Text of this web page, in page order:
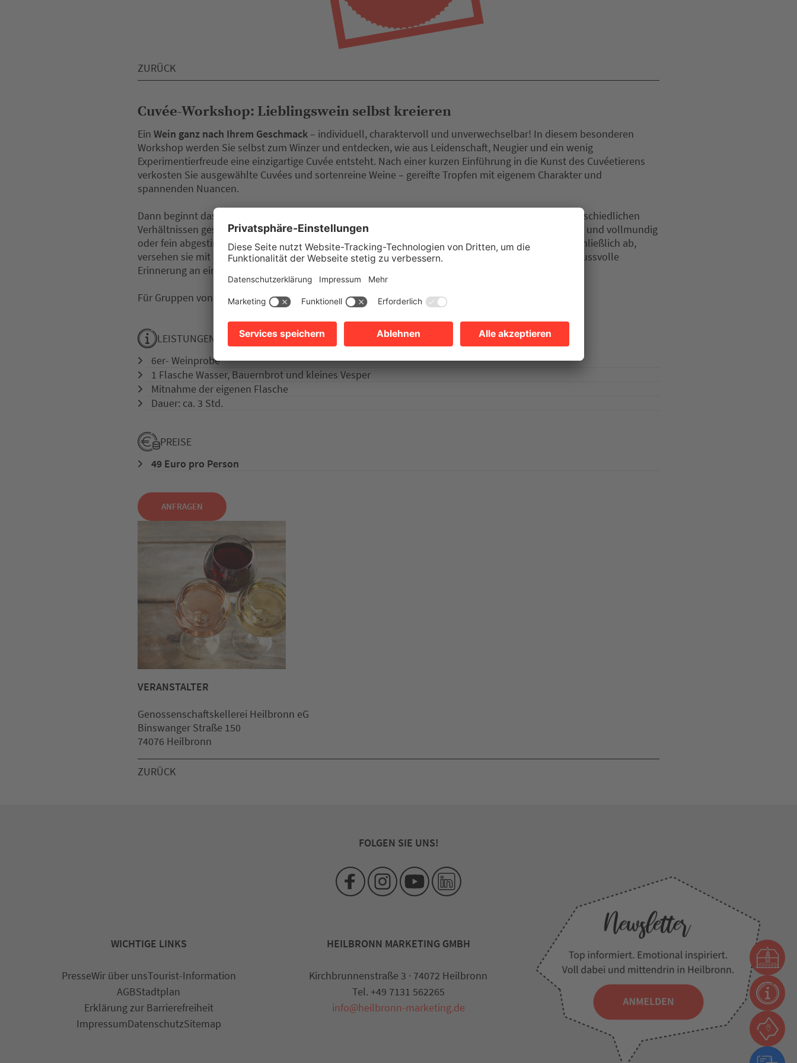
ZURÜCK
Cuvée-Workshop: Lieblingswein selbst kreieren
Ein Wein ganz nach Ihrem Geschmack – individuell, charaktervoll und unverwechselbar! In diesem besonderen
Workshop werden Sie selbst zum Winzer und entdecken, wie aus Leidenschaft, Neugier und ein wenig
Experimentierfreude eine einzigartige Cuvée entsteht. Nach einer kurzen Einführung in die Kunst des Cuvéetierens
verkosten Sie ausgewählte Cuvées und sortenreine Weine – gereifte Tropfen mit eigenem Charakter und
spannenden Nuancen.
Dann beginnt das eigentliche Abenteuer: Durch das Zusammenstellen verschiedener Weine in unterschiedlichen
Verhältnissen gestalten Sie Ihr ganz persönliches Geschmacksprofil. Ob fruchtig und elegant, kräftig und vollmundig
oder fein abgestimmt – das Ergebnis ist so individuell wie Sie selbst. Ihre eigene Cuvéefüllen Sie schließlich ab,
versehen sie mit einem Etikett und nehmen Ihren ganz persönlichen Wein mit nach Hause – als genussvolle
Erinnerung an ein besonderes Erlebnis.
Für Gruppen von 10 bis 15 Personen buchbar.
LEISTUNGEN
6er- Weinprobe
1 Flasche Wasser, Bauernbrot und kleines Vesper
Mitnahme der eigenen Flasche
Dauer: ca. 3 Std.
PREISE
49 Euro pro Person
ANFRAGEN
VERANSTALTER
Genossenschaftskellerei Heilbronn eG
Binswanger Straße 150
74076 Heilbronn
ZURÜCK
FOLGEN SIE UNS!
WICHTIGE LINKS
PresseWir über unsTourist-Information
AGBStadtplan
Erklärung zur Barrierefreiheit
ImpressumDatenschutzSitemap
HEILBRONN MARKETING GMBH
Kirchbrunnenstraße 3 · 74072 Heilbronn
Tel. +49 7131 562265
info@heilbronn-marketing.de